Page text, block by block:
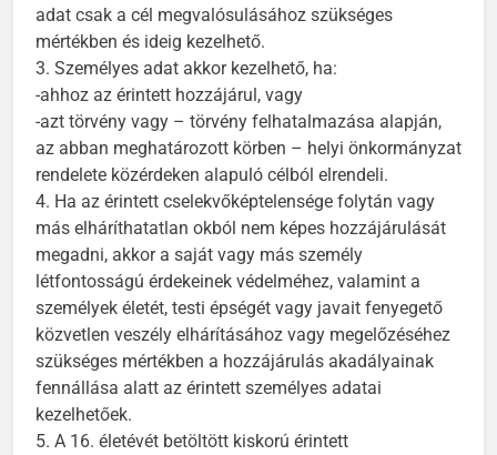
adat csak a cél megvalósulásához szükséges
mértékben és ideig kezelhető.
3. Személyes adat akkor kezelhető, ha:
-ahhoz az érintett hozzájárul, vagy
-azt törvény vagy – törvény felhatalmazása alapján,
az abban meghatározott körben – helyi önkormányzat
rendelete közérdeken alapuló célból elrendeli.
4. Ha az érintett cselekvőképtelensége folytán vagy
más elháríthatatlan okból nem képes hozzájárulását
megadni, akkor a saját vagy más személy
létfontosságú érdekeinek védelméhez, valamint a
személyek életét, testi épségét vagy javait fenyegető
közvetlen veszély elhárításához vagy megelőzéséhez
szükséges mértékben a hozzájárulás akadályainak
fennállása alatt az érintett személyes adatai
kezelhetőek.
5. A 16. életévét betöltött kiskorú érintett